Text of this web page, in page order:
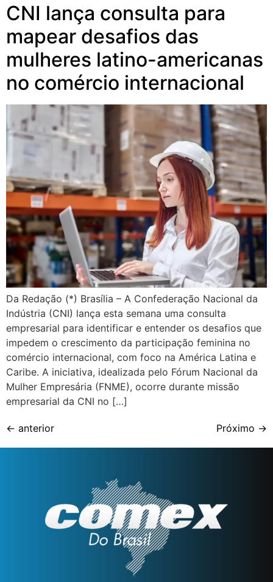
CNI lança consulta para
mapear desafios das
mulheres latino-americanas
no comércio internacional
Da Redação (*) Brasília – A Confederação Nacional da
Indústria (CNI) lança esta semana uma consulta
empresarial para identificar e entender os desafios que
impedem o crescimento da participação feminina no
comércio internacional, com foco na América Latina e
Caribe. A iniciativa, idealizada pelo Fórum Nacional da
Mulher Empresária (FNME), ocorre durante missão
empresarial da CNI no […]
← anterior Próximo →